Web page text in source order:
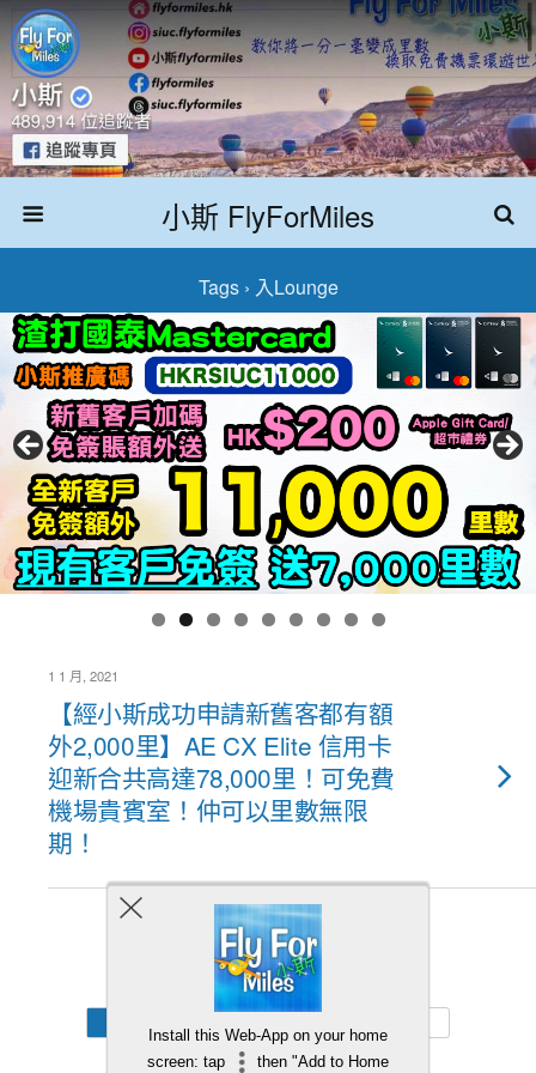
小斯 FlyForMiles
Tags › 入lounge
1 1 月, 2021
【經小斯成功申請新舊客都有額
外2,000里】AE CX Elite 信用卡
迎新合共高達78,000里！可免費
機場貴賓室！仲可以里數無限
期！
Back to top
Install this Web-App on your home
screen: tap
then "Add to Home